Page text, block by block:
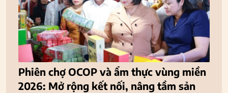
Phiên chợ OCOP và ẩm thực vùng miền
2026: Mở rộng kết nối, nâng tầm sản